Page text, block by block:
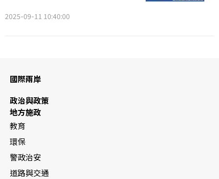
2025-09-11 10:40:00
國際兩岸
政治與政策
地方施政
教育
環保
警政治安
道路與交通